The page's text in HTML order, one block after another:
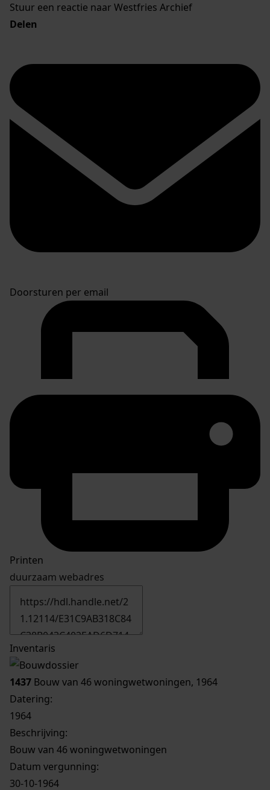
Stuur een reactie naar Westfries Archief
Delen
Doorsturen per email
Printen
duurzaam webadres
Inventaris
1437 Bouw van 46 woningwetwoningen, 1964
Datering:
1964
Beschrijving:
Bouw van 46 woningwetwoningen
Datum vergunning:
30-10-1964